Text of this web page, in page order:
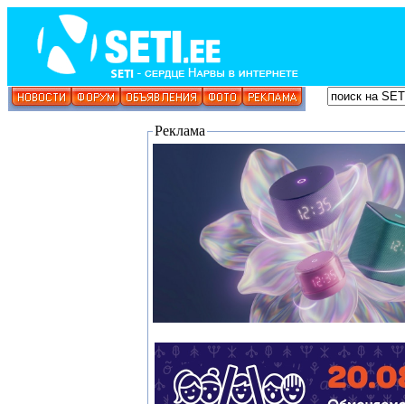
Реклама